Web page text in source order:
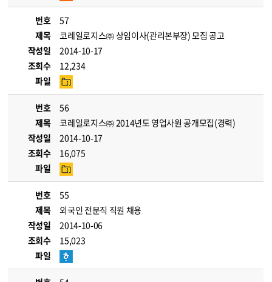
번호
57
제목
코레일로지스㈜ 상임이사(관리본부장) 모집 공고
작성일
2014-10-17
조회수
12,234
파일
번호
56
제목
코레일로지스㈜ 2014년도 영업사원 공개모집(경력)
작성일
2014-10-17
조회수
16,075
파일
번호
55
제목
외국인 전문직 직원 채용
작성일
2014-10-06
조회수
15,023
파일